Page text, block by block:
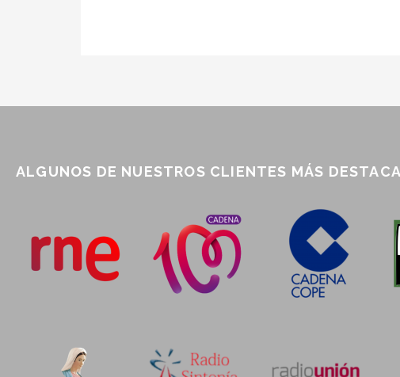
ALGUNOS DE NUESTROS CLIENTES MÁS